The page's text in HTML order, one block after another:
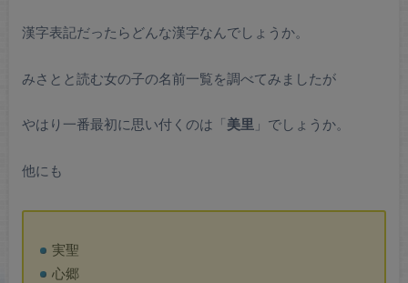
漢字表記だったらどんな漢字なんでしょうか。
みさとと読む女の子の名前一覧を調べてみましたが
やはり一番最初に思い付くのは「美里 」でしょうか。
他にも
実聖
心郷